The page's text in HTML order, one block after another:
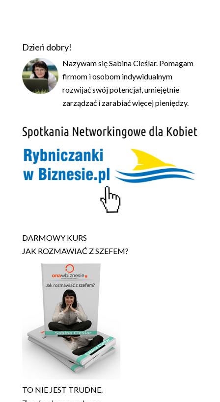
Dzień dobry!
Nazywam się Sabina Cieślar. Pomagam
firmom i osobom indywidualnym
rozwijać swój potencjał, umiejętnie
zarządzać i zarabiać więcej pieniędzy.
DARMOWY KURS
JAK ROZMAWIAĆ Z SZEFEM?
TO NIE JEST TRUDNE.